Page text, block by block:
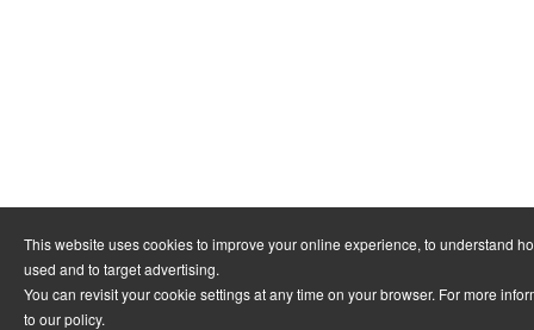
This website uses cookies to improve your online experience, to understand
used and to target advertising.
You can revisit your cookie settings at any time on your browser. For more
to our policy.